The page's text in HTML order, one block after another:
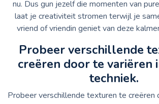
nu. Dus gun jezelf die momenten van
laat je creativiteit stromen terwijl je
vriend of vriendin geniet van deze
Probeer verschillende
creëren door te variëren
techniek.
Probeer verschillende texturen te creëren